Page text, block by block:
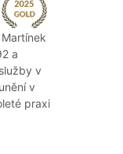
a
v
v
praxi